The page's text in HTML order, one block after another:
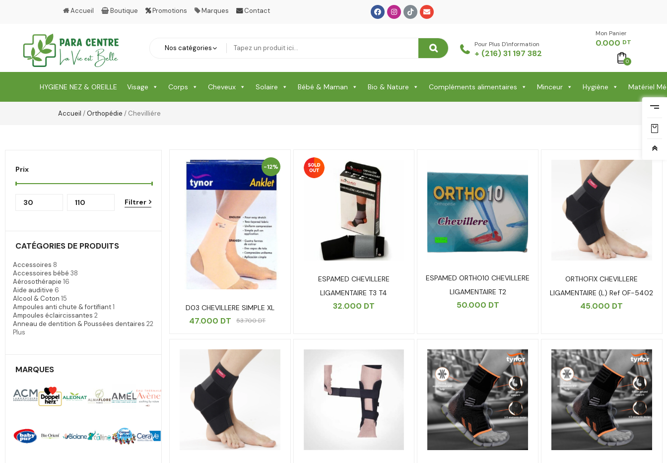
Accueil Boutique Promotions Marques Contact
Pour Plus D'information
+ (216) 31 197 382
Mon Panier -
0.000 DT
0
HYGIENE NEZ & OREILLE Visage Corps Cheveux Solaire Bébé & Maman Bio & Nature Compléments alimentaires Minceur Hygiène Matériel
Accueil / Orthopédie / Chevilliére
Prix
Filtrer
CATÉGORIES DE PRODUITS
Accessoires 8
Accessoires bébé 38
Aérosothérapie 16
Aide auditive 6
Alcool & Coton 15
Ampoules anti chute & fortifiant1
Ampoules éclaircissantes 2
Anneau de dentition & Poussées dentaires 22
Plus
MARQUES
-12%
D03 CHEVILLERE SIMPLE XL
53.700DT
47.000 DT
ESPAMED CHEVILLERE
LIGAMENTAIRE T3 T4
32.000 DT
ESPAMED ORTHO10 CHEVILLERE
LIGAMENTAIRE T2
50.000 DT
ORTHOFIX CHEVILLERE
LIGAMENTAIRE (L) Ref OF-5402
45.000 DT